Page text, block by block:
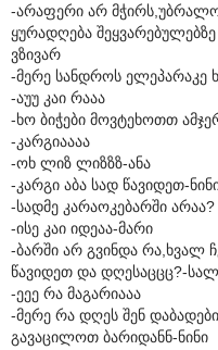
-არაფერი არ
ყურადღება
ვზივარ
-მერე სანდროს ელეპარაკე
-აუუ კაი რააა
-ხო ბიჭები მოვტეხოთთ
-კარგიაააა
-ოხ ლიზ ლიზზზ-ანა
-კარგი აბა სად წავიდეთ-
-სადმე კარაოკებარში არაა?
-ისე კაი იდეაა-მარი
-ბარში არ გვინდა რა,ხვალ
წავიდეთ და დღესაცცც?-
-ეეე რა მაგარიააა
-მერე რა დღეს შენ
გავაცილოთ ბარიდანნ-ნინი